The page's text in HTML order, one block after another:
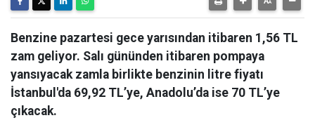
Benzine pazartesi gece yarısından itibaren 1,56 TL
zam geliyor. Salı gününden itibaren pompaya
yansıyacak zamla birlikte benzinin litre fiyatı
İstanbul'da 69,92 TL’ye, Anadolu’da ise 70 TL’ye
çıkacak.